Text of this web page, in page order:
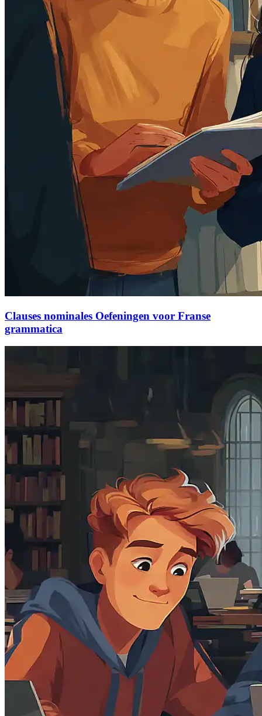
Clauses nominales Oefeningen voor Franse
grammatica